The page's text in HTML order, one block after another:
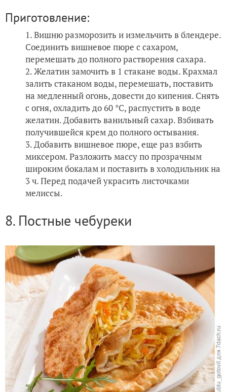
Приготовление:
Вишню разморозить и измельчить в блендере.
Соединить вишневое пюре с сахаром,
перемешать до полного растворения сахара.
Желатин замочить в 1 стакане воды. Крахмал
залить стаканом воды, перемешать, поставить
на медленный огонь, довести до кипения. Снять
с огня, охладить до 60 °С, распустить в воде
желатин. Добавить ванильный сахар. Взбивать
получившейся крем до полного остывания.
Добавить вишневое пюре, еще раз взбить
миксером. Разложить массу по прозрачным
широким бокалам и поставить в холодильник на
3 ч. Перед подачей украсить листочками
мелиссы.
8. Постные чебуреки